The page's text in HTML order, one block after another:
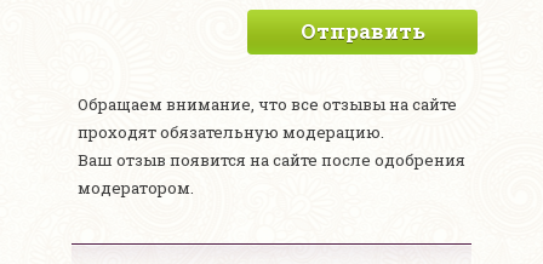
Отправить
Обращаем внимание, что все отзывы на сайте
проходят обязательную модерацию.
Ваш отзыв появится на сайте после одобрения
модератором.